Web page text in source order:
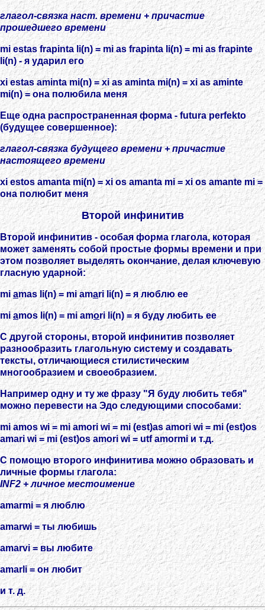
глагол-связка наст. времени + причастие
прошедшего времени
mi estas frapinta li(n) = mi as frapinta li(n) = mi as frapinte
li(n) - я ударил его
xi estas aminta mi(n) = xi as aminta mi(n) = xi as aminte
mi(n) = она полюбила меня
Еще одна распространенная форма - futura perfekto
(будущее совершенное):
глагол-связка будущего времени + причастие
настоящего времени
xi estos amanta mi(n) = xi os amanta mi = xi os amante mi =
она полюбит меня
Второй инфинитив
Второй инфинитив - особая форма глагола, которая
может заменять собой простые формы времени и при
этом позволяет выделять окончание, делая ключевую
гласную ударной:
miamas li(n) = mi amari li(n) = я люблю ее
miamos li(n) = mi amori li(n) = я буду любить ее
С другой стороны, второй инфинитив позволяет
разнообразить глагольную систему и создавать
тексты, отличающиеся стилистическим
многообразием и своеобразием.
Например одну и ту же фразу "Я буду любить тебя"
можно перевести на Эдо следующими способами:
mi amos wi = mi amori wi = mi (est)as amori wi = mi (est)os
amari wi = mi (est)os amori wi = utf amormi и т.д.
С помощю второго инфинитива можно образовать и
личные формы глагола:
INF2 + личное местоимение
amarmi = я люблю
amarwi = ты любишь
amarvi = вы любите
amarli = он любит
и т. д.